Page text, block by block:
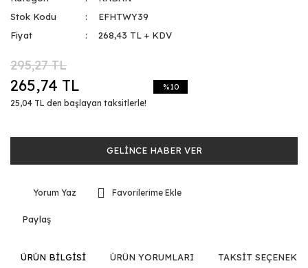
Stok Kodu
EFHTWY39
Fiyat
268,43 TL + KDV
295,27 TL
265,74 TL
25,04 TL den başlayan taksitlerle!
%10
GELİNCE HABER VER
Yorum Yaz
Paylaş
ÜRÜN BİLGİSİ ÜRÜN YORUMLARI TAKSİT